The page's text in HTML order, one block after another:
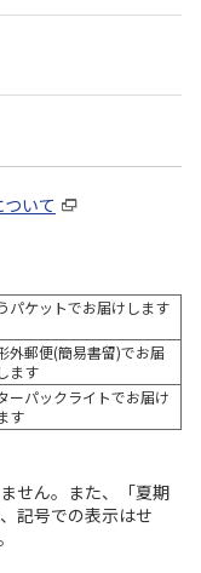
いて
パケットでお届けします
外郵便(簡易書留)でお届
ます
ーパックライトでお届け
す
せん。また、「夏期
記号での表示はせ